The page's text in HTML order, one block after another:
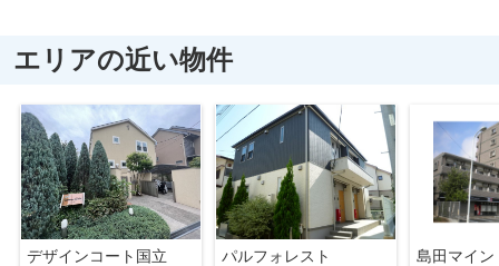
エリアの近い物件
デザインコート国立
パルフォレスト
島田マイン